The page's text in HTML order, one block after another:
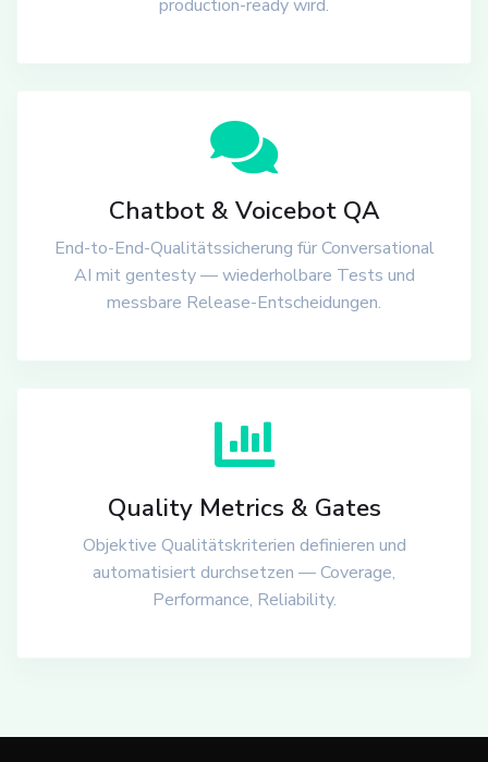
production-ready wird.
Chatbot & Voicebot QA
End-to-End-Qualitätssicherung für Conversational
AI mit gentesty — wiederholbare Tests und
messbare Release-Entscheidungen.
Quality Metrics & Gates
Objektive Qualitätskriterien definieren und
automatisiert durchsetzen — Coverage,
Performance, Reliability.